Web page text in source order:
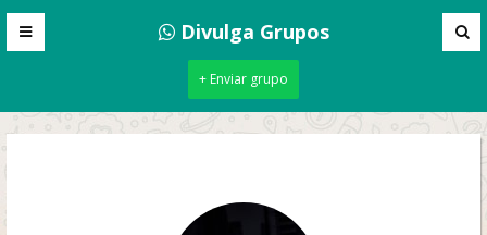
Divulga Grupos
+ Enviar grupo